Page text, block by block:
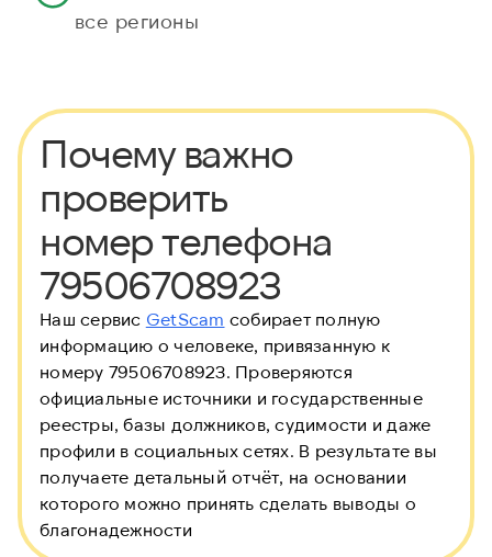
все регионы
Почему важно
проверить
номер телефона
79506708923
Наш сервис GetScam собирает полную
информацию о человеке, привязанную к
номеру 79506708923. Проверяются
официальные источники и государственные
реестры, базы должников, судимости и даже
профили в социальных сетях. В результате вы
получаете детальный отчёт, на основании
которого можно принять сделать выводы о
благонадежности